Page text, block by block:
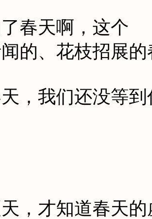
春天啊，这个
的、花枝招展
，我们还没等
，才知道春天的